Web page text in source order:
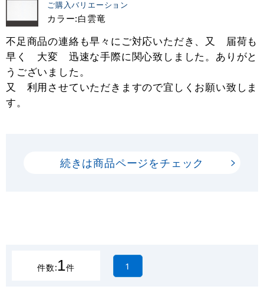
ご購入バリエーション
カラー:白雲竜
不足商品の連絡も早々にご対応いただき、又 届荷も
早く 大変 迅速な手際に関心致しました。ありがと
うございました。
又 利用させていただきますので宜しくお願い致しま
す。
続きは商品ページをチェック
件数:1件 1